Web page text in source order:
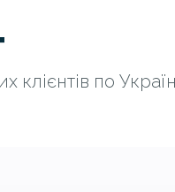
клієнтів по